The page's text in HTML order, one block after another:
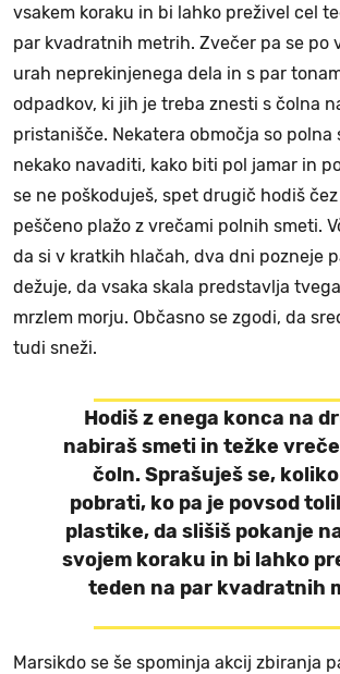
vsakem koraku in bi lahko preživel cel
par kvadratnih metrih. Zvečer pa se po
urah neprekinjenega dela in s par
odpadkov, ki jih je treba znesti s čolna
pristanišče. Nekatera območja so polna
nekako navaditi, kako biti pol jamar in
se ne poškoduješ, spet drugič hodiš
peščeno plažo z vrečami polnih smeti.
da si v kratkih hlačah, dva dni pozneje
dežuje, da vsaka skala predstavlja
mrzlem morju. Občasno se zgodi, da
tudi sneži.
Hodiš z enega konca na
nabiraš smeti in težke
čoln. Sprašuješ se,
pobrati, ko pa je povsod
plastike, da slišiš pokanje
svojem koraku in bi lahko
teden na par kvadratnih
Marsikdo se še spominja akcij zbiranja